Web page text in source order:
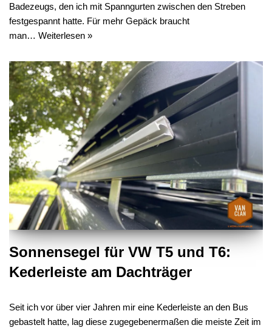
Badezeugs, den ich mit Spanngurten zwischen den Streben
festgespannt hatte. Für mehr Gepäck braucht
man… Weiterlesen »
Sonnensegel für VW T5 und T6:
Kederleiste am Dachträger
Seit ich vor über vier Jahren mir eine Kederleiste an den Bus
gebastelt hatte, lag diese zugegebenermaßen die meiste Zeit im